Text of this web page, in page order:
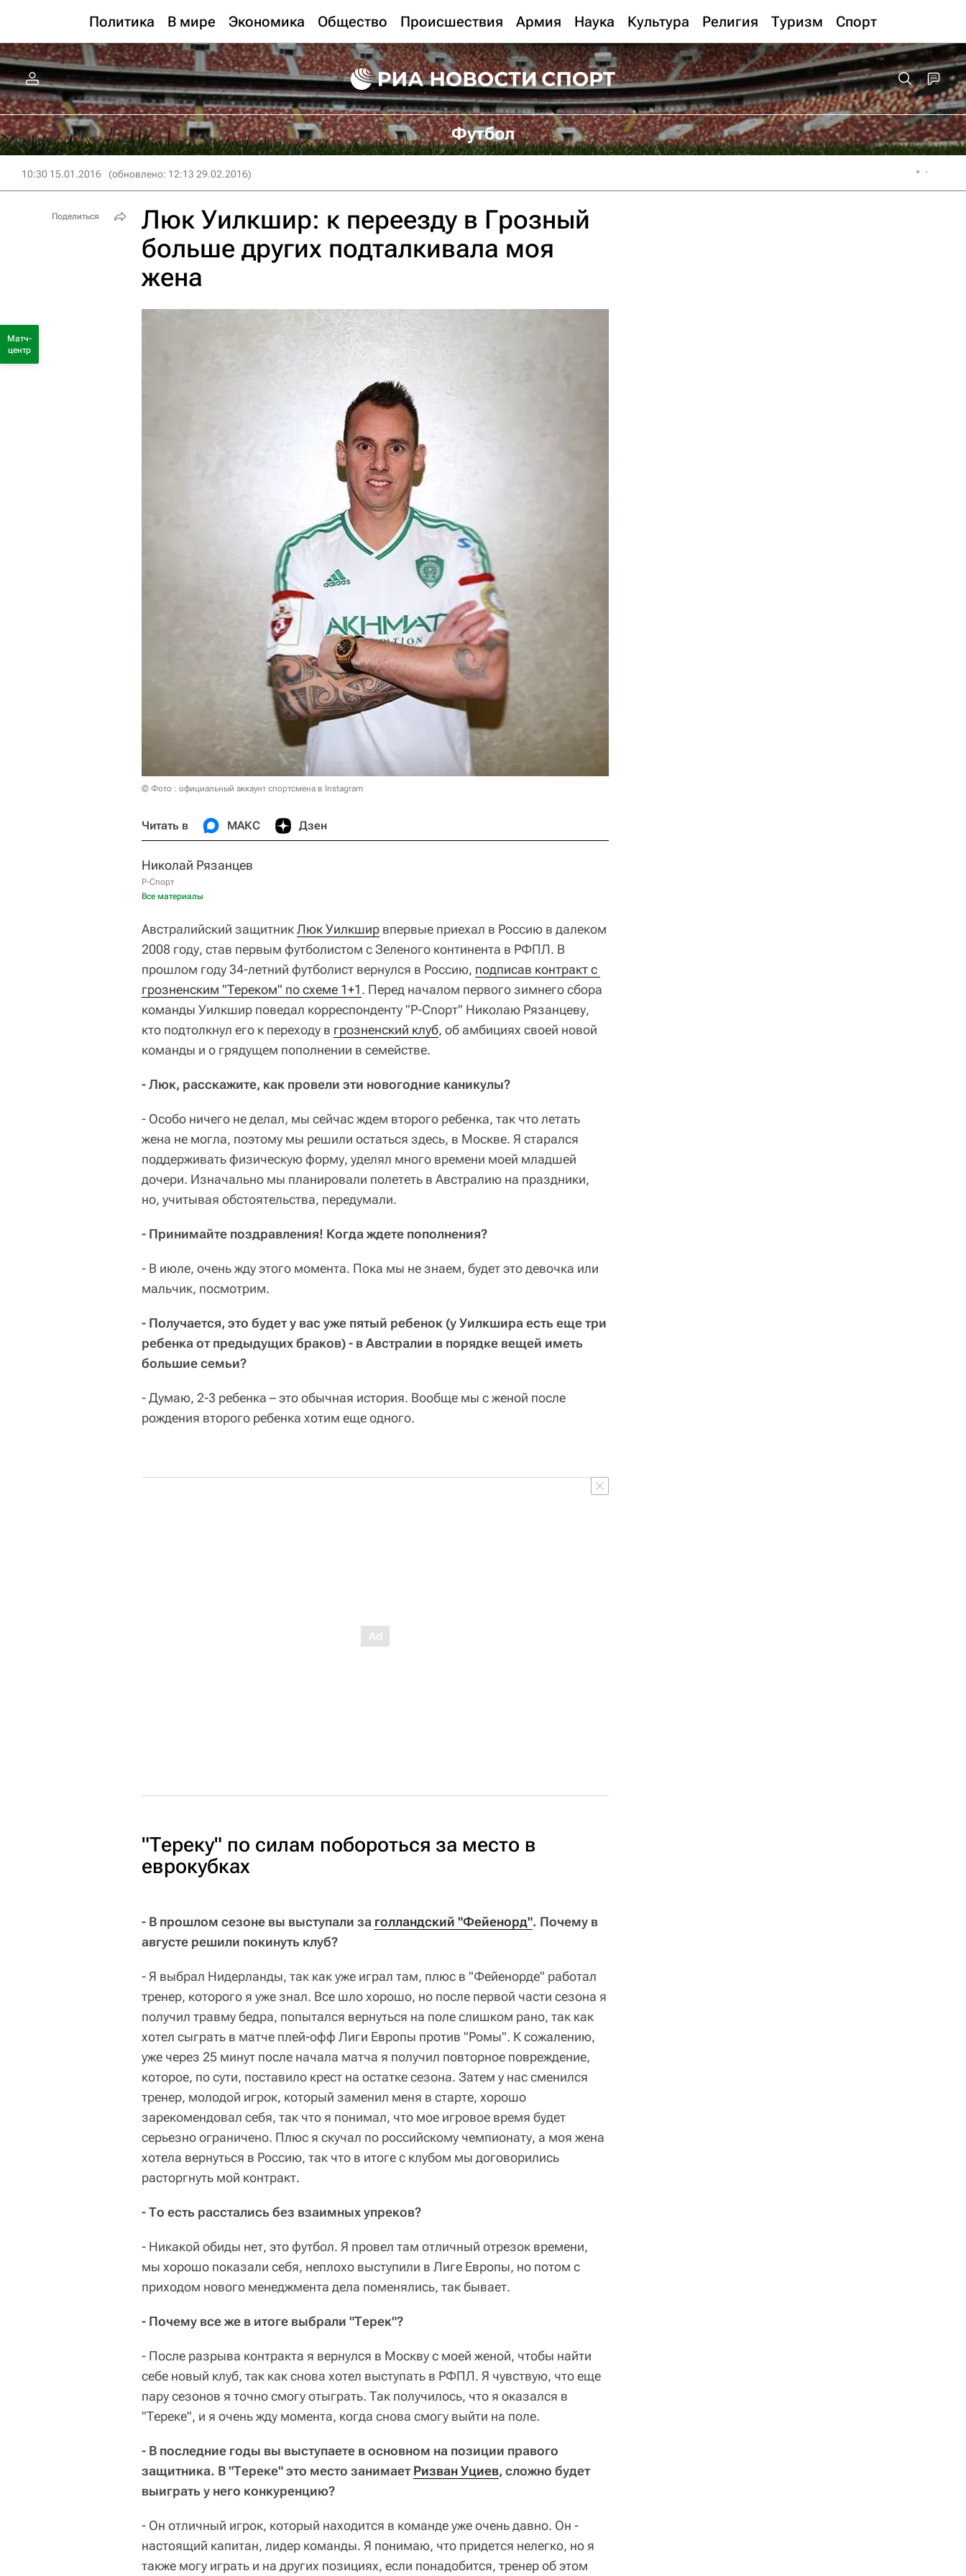
Политика В мире Экономика Общество Происшествия Армия Наука Культура Религия Туризм Спорт
Футбол
10:30 15.01.2016 (обновлено: 12:13 29.02.2016)
Люк Уилкшир: к переезду в Грозный
больше других подталкивала моя
жена
© Фото : официальный аккаунт спортсмена в Instagram
Читать в МАКС Дзен
Николай Рязанцев
Р-Спорт
Все материалы
Австралийский защитникЛюк Уилкшир впервые приехал в Россию в далеком
2008 году, став первым футболистом с Зеленого континента в РФПЛ. В
прошлом году 34-летний футболист вернулся в Россию, подписав контракт с
грозненским "Тереком" по схеме 1+1. Перед началом первого зимнего сбора
команды Уилкшир поведал корреспонденту "Р-Спорт" Николаю Рязанцеву,
кто подтолкнул его к переходу в грозненский клуб, об амбициях своей новой
команды и о грядущем пополнении в семействе.
- Люк, расскажите, как провели эти новогодние каникулы?
- Особо ничего не делал, мы сейчас ждем второго ребенка, так что летать
жена не могла, поэтому мы решили остаться здесь, в Москве. Я старался
поддерживать физическую форму, уделял много времени моей младшей
дочери. Изначально мы планировали полететь в Австралию на праздники,
но, учитывая обстоятельства, передумали.
- Принимайте поздравления! Когда ждете пополнения?
- В июле, очень жду этого момента. Пока мы не знаем, будет это девочка или
мальчик, посмотрим.
- Получается, это будет у вас уже пятый ребенок (у Уилкшира есть еще три
ребенка от предыдущих браков) - в Австралии в порядке вещей иметь
большие семьи?
- Думаю, 2-3 ребенка – это обычная история. Вообще мы с женой после
рождения второго ребенка хотим еще одного.
"Тереку" по силам побороться за место в
еврокубках
- В прошлом сезоне вы выступали за голландский "Фейенорд". Почему в
августе решили покинуть клуб?
- Я выбрал Нидерланды, так как уже играл там, плюс в "Фейенорде" работал
тренер, которого я уже знал. Все шло хорошо, но после первой части сезона я
получил травму бедра, попытался вернуться на поле слишком рано, так как
хотел сыграть в матче плей-офф Лиги Европы против "Ромы". К сожалению,
уже через 25 минут после начала матча я получил повторное повреждение,
которое, по сути, поставило крест на остатке сезона. Затем у нас сменился
тренер, молодой игрок, который заменил меня в старте, хорошо
зарекомендовал себя, так что я понимал, что мое игровое время будет
серьезно ограничено. Плюс я скучал по российскому чемпионату, а моя жена
хотела вернуться в Россию, так что в итоге с клубом мы договорились
расторгнуть мой контракт.
- То есть расстались без взаимных упреков?
- Никакой обиды нет, это футбол. Я провел там отличный отрезок времени,
мы хорошо показали себя, неплохо выступили в Лиге Европы, но потом с
приходом нового менеджмента дела поменялись, так бывает.
- Почему все же в итоге выбрали "Терек"?
- После разрыва контракта я вернулся в Москву с моей женой, чтобы найти
себе новый клуб, так как снова хотел выступать в РФПЛ. Я чувствую, что еще
пару сезонов я точно смогу отыграть. Так получилось, что я оказался в
"Тереке", и я очень жду момента, когда снова смогу выйти на поле.
- В последние годы вы выступаете в основном на позиции правого
защитника. В "Тереке" это место занимаетРизван Уциев, сложно будет
выиграть у него конкуренцию?
- Он отличный игрок, который находится в команде уже очень давно. Он -
настоящий капитан, лидер команды. Я понимаю, что придется нелегко, но я
также могу играть и на других позициях, если понадобится, тренер об этом
Поделиться
Матч-
центр